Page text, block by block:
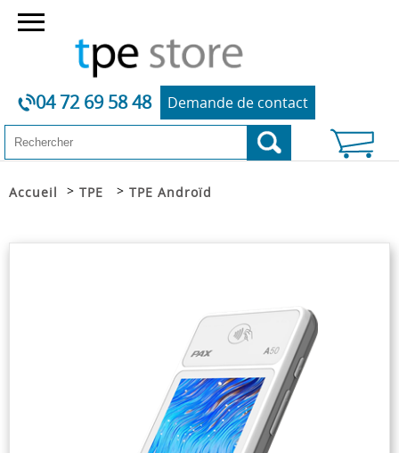
04 72 69 58 48 Demande de contact
Accueil > TPE > TPE Androïd